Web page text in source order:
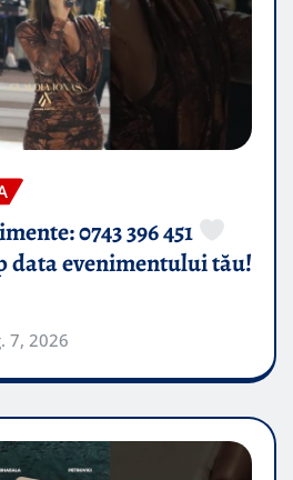
0743 396 451
data evenimentului tău!
7, 2026